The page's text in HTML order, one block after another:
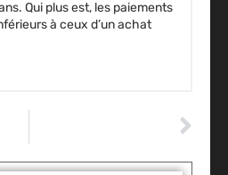
Qui plus est, les paiements
à ceux d’un achat